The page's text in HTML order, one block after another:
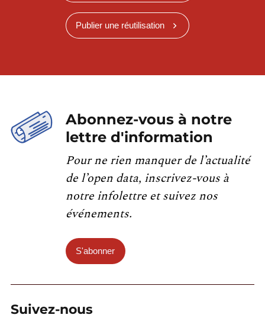
Publier une réutilisation
Abonnez-vous à notre
lettre d'information
Pour ne rien manquer de l’actualité
de l’open data, inscrivez-vous à
notre infolettre et suivez nos
événements.
S'abonner
Suivez-nous